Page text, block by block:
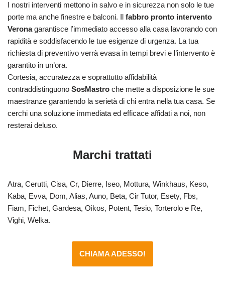
I nostri interventi mettono in salvo e in sicurezza non solo le tue
porte ma anche finestre e balconi. Il fabbro pronto intervento
Veronagarantisce l’immediato accesso alla casa lavorando con
rapidità e soddisfacendo le tue esigenze di urgenza. La tua
richiesta di preventivo verrà evasa in tempi brevi e l’intervento è
garantito in un’ora.
Cortesia, accuratezza e soprattutto affidabilità
contraddistinguono SosMastro che mette a disposizione le sue
maestranze garantendo la serietà di chi entra nella tua casa. Se
cerchi una soluzione immediata ed efficace affidati a noi, non
resterai deluso.
Marchi trattati
Atra, Cerutti, Cisa, Cr, Dierre, Iseo, Mottura, Winkhaus, Keso,
Kaba, Evva, Dom, Alias, Auno, Beta, Cir Tutor, Esety, Fbs,
Fiam, Fichet, Gardesa, Oikos, Potent, Tesio, Torterolo e Re,
Vighi, Welka.
CHIAMA ADESSO!